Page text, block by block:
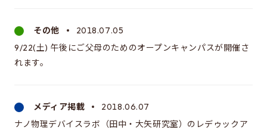
その他
2018.07.05
9/22(土) 午後にご父母のためのオープンキャンパスが開催さ
れます。
メディア掲載
2018.06.07
ナノ物理デバイスラボ（田中・大矢研究室）のレデゥックア